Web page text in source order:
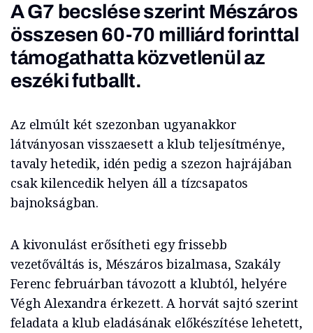
A G7 becslése szerint Mészáros
összesen 60-70 milliárd forinttal
támogathatta közvetlenül az
eszéki futballt.
Az elmúlt két szezonban ugyanakkor
látványosan visszaesett a klub teljesítménye,
tavaly hetedik, idén pedig a szezon hajrájában
csak kilencedik helyen áll a tízcsapatos
bajnokságban.
A kivonulást erősítheti egy frissebb
vezetőváltás is, Mészáros bizalmasa, Szakály
Ferenc februárban távozott a klubtól, helyére
Végh Alexandra érkezett. A horvát sajtó szerint
feladata a klub eladásának előkészítése lehetett,